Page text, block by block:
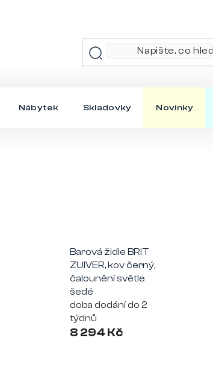
Nábytek Skladovky Novinky
Barová židle BRIT
ZUIVER, kov černý,
čalounění světle
šedé
doba dodání do 2
týdnů
8 294 Kč